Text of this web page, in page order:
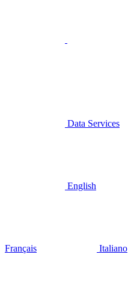
Data Services
English
Français Italiano